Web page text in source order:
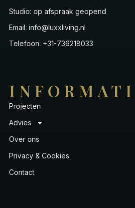
Studio: op afspraak geopend
Email: info@luxxliving.nl
Telefoon: +31-736218033
Projecten
Advies
Over ons
Privacy & Cookies
Contact